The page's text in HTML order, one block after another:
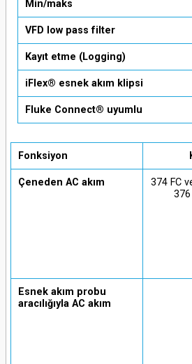
Min/maks
VFD low pass filter
Kayıt etme (Logging)
iFlex® esnek akım klipsi
Fluke Connect® uyumlu
Fonksiyon
Çeneden AC akım
374 FC
376
Esnek akım probu
aracılığıyla AC akım